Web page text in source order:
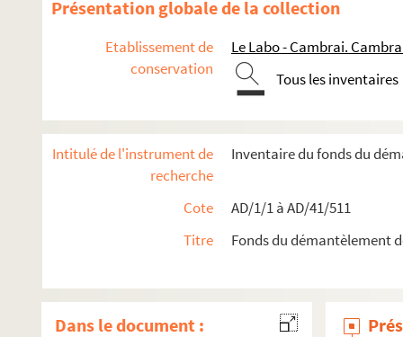
Présentation globale de la collection
Etablissement de
conservation
Le Labo - Cambrai.
Tous les inventaires
Intitulé de l'instrument de
recherche
Inventaire du fonds du
Cote
AD/1/1 à AD/41/511
Titre
Fonds du démantèlement
Dans le document :
Travaux de voirie
Boîte 4
AD/4/38. Projet de voirie - plan général